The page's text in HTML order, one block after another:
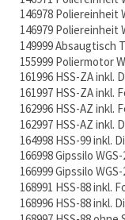
146978 Poliereinheit
146979 Poliereinheit
149999 Absaugtisch
155999 Poliermotor
161996 HSS-ZA inkl.
161997 HSS-ZA inkl.
162996 HSS-AZ inkl.
162997 HSS-AZ inkl.
164998 HSS-99 inkl.
166998 Gipssilo
166999 Gipssilo
168991 HSS-88 inkl.
168996 HSS-88 inkl.